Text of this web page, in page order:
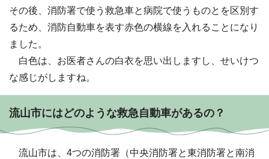
その後、消防署で使う救急車と病院で使うものとを区別す
るため、消防自動車を表す赤色の横線を入れることになり
ました。
白色は、お医者さんの白衣を思い出しますし、せいけつ
な感じがしますね。
流山市にはどのような救急自動車があるの？
流山市は、4つの消防署（中央消防署と東消防署と南消